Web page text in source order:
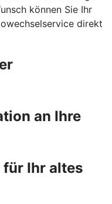
können Sie Ihr
direkt
an Ihre
Ihr altes